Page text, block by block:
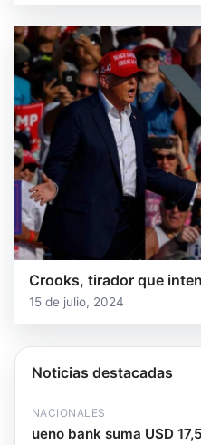
Crooks, tirador que
15 de julio, 2024
Noticias destacadas
NACIONALES
ueno bank suma USD